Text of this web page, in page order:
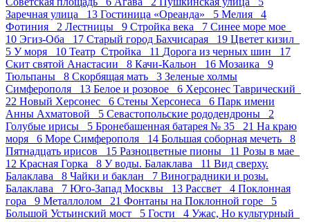
Заречная улица 13 Гостиница «Ореанда» 5 Мелия 4
Фотиния 2 Лестницы 9 Стройка века 7 Синее море мое
10 Эгиз-Оба 17 Старый город Бахчисарая 19 Цветет кизил
5 У моря 10 Театр_Стройка 11 Дорога из черных шин 17
Скит святой Анастасии 8 Качи-Кальон 16 Мозаика 9
Тюльпаны 8 Скорбящая мать 3 Зеленые холмы
Симферополя 13 Белое и розовое 6 Херсонес Таврический
22 Новый Херсонес 6 Стены Херсонеса 6 Парк имени
Анны Ахматовой 5 Севастопольские рододендроны 2
Голубые ирисы 5 Бронебашенная батарея № 35 21 На краю
моря 6 Море Симферополя 14 Большая соборная мечеть 8
Пятнадцать ирисов 15 Разноцветные пионы 11 Розы в мае
12 Красная Горка 8 У воды. Балаклава 11 Вид сверху.
Балаклава 8 Чайки и баклан 7 Виноградники и розы.
Балаклава 7 Юго-Запад Москвы 13 Рассвет 4 Поклонная
гора 9 Металлолом 21 Фонтаны на Поклонной горе 5
Большой Устьинский мост 5 Гости 4 Ужас, Но культурный